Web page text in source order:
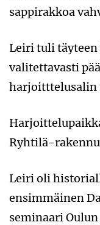
sappirakkoa
Leiri tuli
valitettavasti
harjoitttelusalin
Ryhtilä-
Leiri oli
ensimmäinen
seminaari